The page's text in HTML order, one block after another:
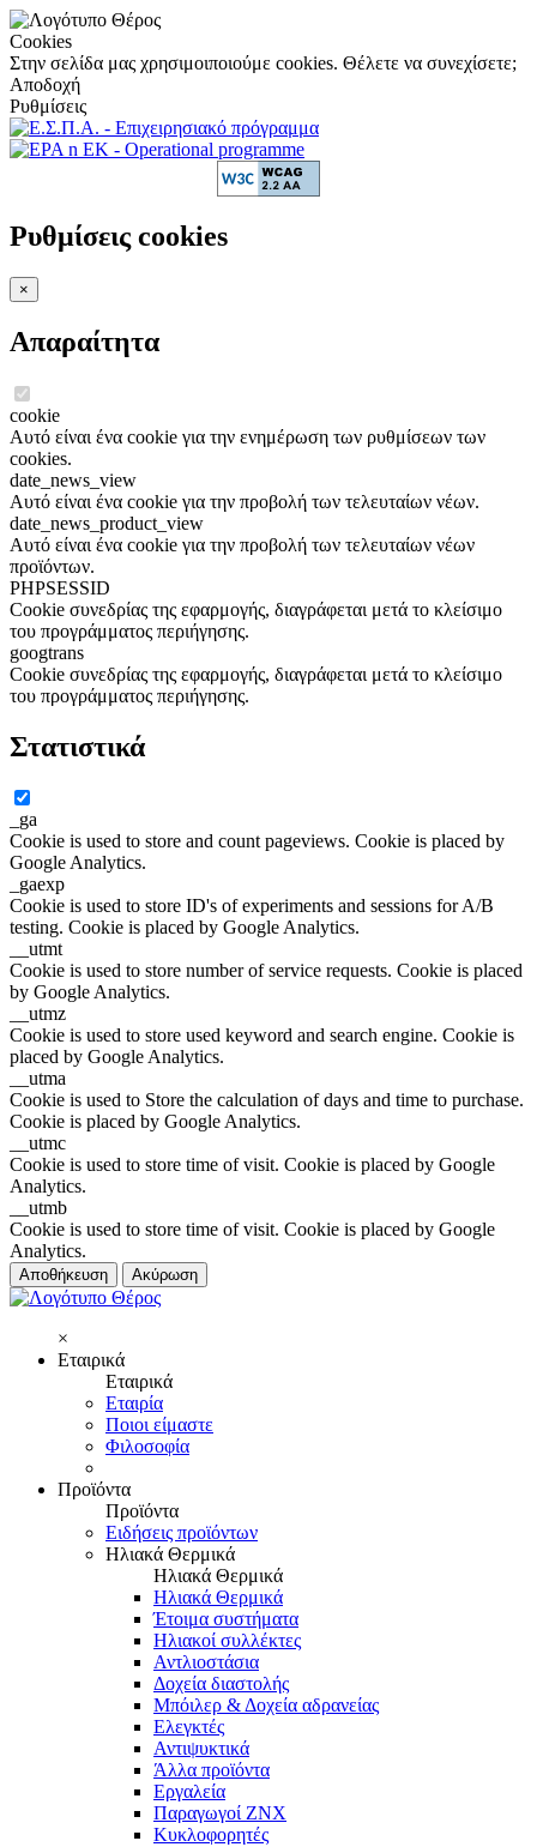
Cookies
Στην σελίδα μας χρησιμοιποιούμε cookies. Θέλετε να συνεχίσετε;
Αποδοχή
Ρυθμίσεις
Ρυθμίσεις cookies
×
Απαραίτητα
cookie
Αυτό είναι ένα cookie για την ενημέρωση των ρυθμίσεων των
cookies.
date_news_view
Αυτό είναι ένα cookie για την προβολή των τελευταίων νέων.
date_news_product_view
Αυτό είναι ένα cookie για την προβολή των τελευταίων νέων
προϊόντων.
PHPSESSID
Cookie συνεδρίας της εφαρμογής, διαγράφεται μετά το κλείσιμο
του προγράμματος περιήγησης.
googtrans
Cookie συνεδρίας της εφαρμογής, διαγράφεται μετά το κλείσιμο
του προγράμματος περιήγησης.
Στατιστικά
_ga
Cookie is used to store and count pageviews. Cookie is placed by
Google Analytics.
_gaexp
Cookie is used to store ID's of experiments and sessions for A/B
testing. Cookie is placed by Google Analytics.
__utmt
Cookie is used to store number of service requests. Cookie is placed
by Google Analytics.
__utmz
Cookie is used to store used keyword and search engine. Cookie is
placed by Google Analytics.
__utma
Cookie is used to Store the calculation of days and time to purchase.
Cookie is placed by Google Analytics.
__utmc
Cookie is used to store time of visit. Cookie is placed by Google
Analytics.
__utmb
Cookie is used to store time of visit. Cookie is placed by Google
Analytics.
Αποθήκευση Ακύρωση
×
Εταιρικά
Εταιρικά
Εταιρία
Ποιοι είμαστε
Φιλοσοφία
Προϊόντα
Προϊόντα
Ειδήσεις προϊόντων
Ηλιακά Θερμικά
Ηλιακά Θερμικά
Ηλιακά Θερμικά
Έτοιμα συστήματα
Ηλιακοί συλλέκτες
Αντλιοστάσια
Δοχεία διαστολής
Μπόιλερ & Δοχεία αδρανείας
Ελεγκτές
Αντιψυκτικά
Άλλα προϊόντα
Εργαλεία
Παραγωγοί ΖΝΧ
Κυκλοφορητές